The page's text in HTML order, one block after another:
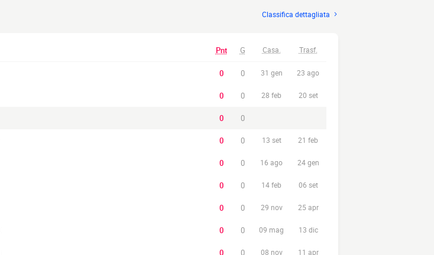
Classifica dettagliata
Pnt G Casa. Trasf.
0 0 31 gen 23 ago
0 0 28 feb 20 set
0 0
0 0 13 set 21 feb
0 0 16 ago 24 gen
0 0 14 feb 06 set
0 0 29 nov 25 apr
0 0 09 mag 13 dic
0 0 08 nov 11 apr